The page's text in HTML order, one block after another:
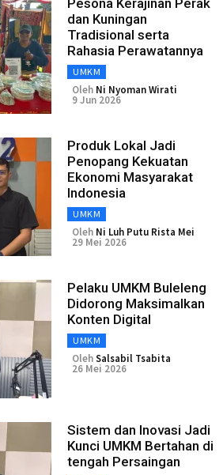
Pesona Kerajinan Perak
dan Kuningan
Tradisional serta
Rahasia Perawatannya
UMKM
Oleh Ni Nyoman Wirati
9 Jun 2026
Produk Lokal Jadi
Penopang Kekuatan
Ekonomi Masyarakat
Indonesia
UMKM
Oleh Ni Luh Putu Rista Mei
29 Mei 2026
Pelaku UMKM Buleleng
Didorong Maksimalkan
Konten Digital
UMKM
OlehSalsabil Tsabita
26 Mei 2026
Sistem dan Inovasi Jadi
Kunci UMKM Bertahan di
tengah Persaingan